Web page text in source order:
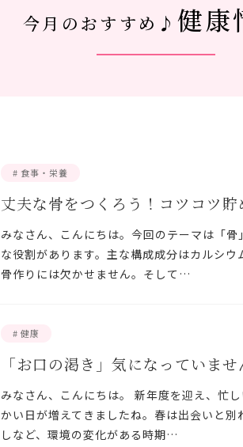
今月のおすすめ♪ 健康
# 食事・栄養
丈夫な骨をつくろう！コツコツ
みなさん、こんにちは。今回のテーマは「
な役割があります。主な構成成分はカルシ
骨作りには欠かせません。そして…
# 健康
「お口の渇き」気になっていま
みなさん、こんにちは。 新年度を迎え、忙
かい日が増えてきましたね。春は出会いと
しなど、環境の変化がある時期…